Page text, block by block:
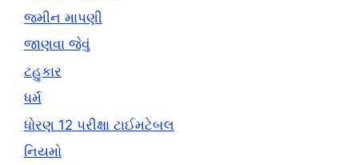
જમીન માપણી
જાણવા જેવું
ટહુકાર
ધર્મ
ધોરણ 12 પરીક્ષા ટાઈમટેબલ
નિયમો